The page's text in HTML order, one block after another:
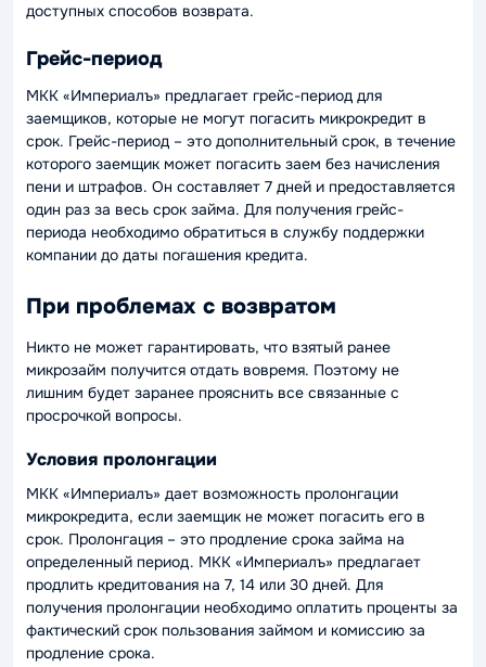
доступных способов возврата.
Грейс-период
МКК «Империалъ» предлагает грейс-период для
заемщиков, которые не могут погасить микрокредит в
срок. Грейс-период – это дополнительный срок, в течение
которого заемщик может погасить заем без начисления
пени и штрафов. Он составляет 7 дней и предоставляется
один раз за весь срок займа. Для получения грейс-
периода необходимо обратиться в службу поддержки
компании до даты погашения кредита.
При проблемах с возвратом
Никто не может гарантировать, что взятый ранее
микрозайм получится отдать вовремя. Поэтому не
лишним будет заранее прояснить все связанные с
просрочкой вопросы.
Условия пролонгации
МКК «Империалъ» дает возможность пролонгации
микрокредита, если заемщик не может погасить его в
срок. Пролонгация – это продление срока займа на
определенный период. МКК «Империалъ» предлагает
продлить кредитования на 7, 14 или 30 дней. Для
получения пролонгации необходимо оплатить проценты за
фактический срок пользования займом и комиссию за
продление срока.